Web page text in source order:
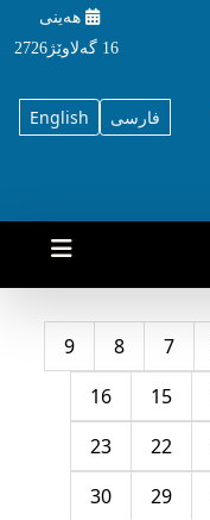
هه‌ینی
16 گه‌لاوێژ2726
English فارسی
7
8
9
15
16
22
23
29
30